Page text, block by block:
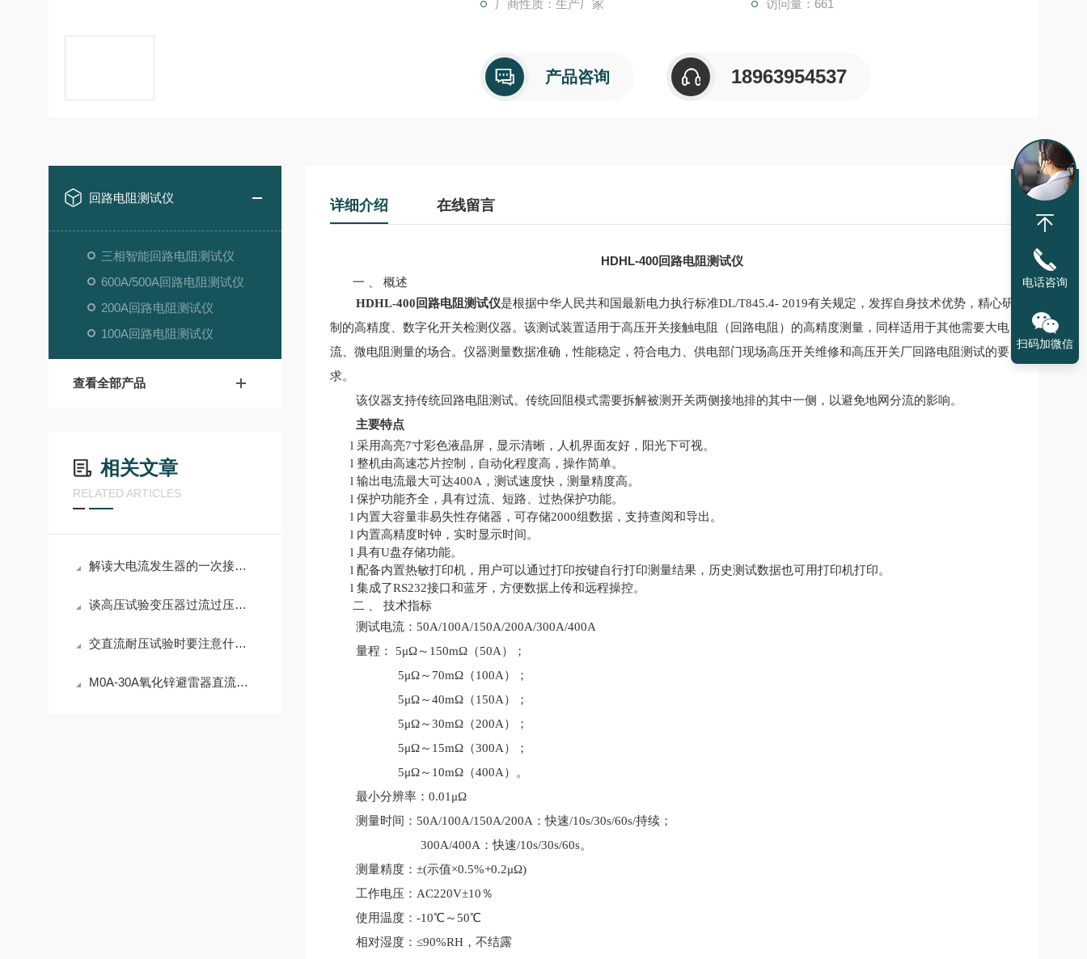
厂商性质：生产厂家 访问量：661
产品咨询 18963954537
回路电阻测试仪
三相智能回路电阻测试仪
600A/500A回路电阻测试仪
200A回路电阻测试仪
100A回路电阻测试仪
查看全部产品
相关文章
RELATED ARTICLES
解读大电流发生器的一次接线柱输入
谈高压试验变压器过流过压保护操作规范
交直流耐压试验时要注意什么？
M0A-30A氧化锌避雷器直流参数测试仪产品介绍
详细介绍 在线留言
HDHL-400回路电阻测试仪
一 、 概述
HDHL-400回路电阻测试仪是根据中华人民共和国最新电力执行标准DL/T845.4- 2019有关规定，发挥自身技术优势，精心研
制的高精度、数字化开关检测仪器。该测试装置适用于高压开关接触电阻（回路电阻）的高精度测量，同样适用于其他需要大电
流、微电阻测量的场合。仪器测量数据准确，性能稳定，符合电力、供电部门现场高压开关维修和高压开关厂回路电阻测试的要
求。
该仪器支持传统回路电阻测试。传统回阻模式需要拆解被测开关两侧接地排的其中一侧，以避免地网分流的影响。
主要特点
l 采用高亮7寸彩色液晶屏，显示清晰，人机界面友好，阳光下可视。
l 整机由高速芯片控制，自动化程度高，操作简单。
l 输出电流最大可达400A，测试速度快，测量精度高。
l 保护功能齐全，具有过流、短路、过热保护功能。
l 内置大容量非易失性存储器，可存储2000组数据，支持查阅和导出。
l 内置高精度时钟，实时显示时间。
l 具有U盘存储功能。
l 配备内置热敏打印机，用户可以通过打印按键自行打印测量结果，历史测试数据也可用打印机打印。
l 集成了RS232接口和蓝牙，方便数据上传和远程操控。
二 、 技术指标
测试电流：50A/100A/150A/200A/300A/400A
量程： 5μΩ～150mΩ（50A）；
5μΩ～70mΩ（100A）；
5μΩ～40mΩ（150A）；
5μΩ～30mΩ（200A）；
5μΩ～15mΩ（300A）；
5μΩ～10mΩ（400A）。
最小分辨率：0.01μΩ
测量时间：50A/100A/150A/200A：快速/10s/30s/60s/持续；
300A/400A：快速/10s/30s/60s。
测量精度：±(示值×0.5%+0.2μΩ)
工作电压：AC220V±10％
使用温度：-10℃～50℃
相对湿度：≤90%RH，不结露
电话咨询
扫码加微信